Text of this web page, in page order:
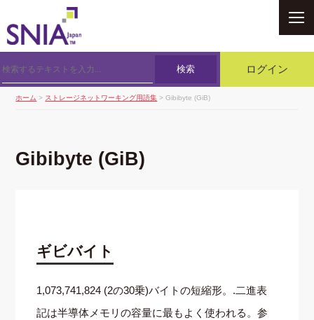
検索 ログイン
ホーム > ストレージネットワーキング用語集 > Gibibyte (GiB)
Gibibyte (GiB)
ギビバイト
1,073,741,824 (2の30乗)バイトの短縮形。.二進表
記は半導体メモリの容量に最もよく使われる。参